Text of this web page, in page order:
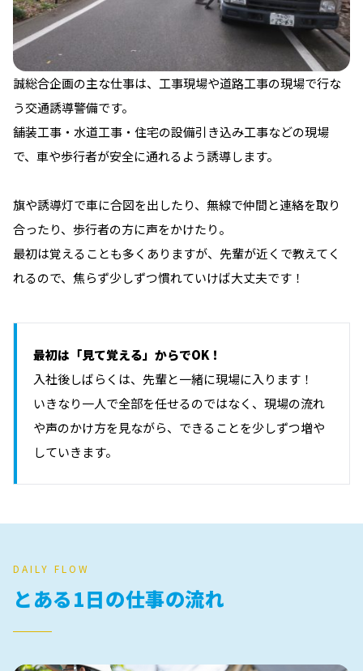
誠総合企画の主な仕事は、工事現場や道路工事の現場で行な
う交通誘導警備です。
舗装工事・水道工事・住宅の設備引き込み工事などの現場
で、車や歩行者が安全に通れるよう誘導します。
旗や誘導灯で車に合図を出したり、無線で仲間と連絡を取り
合ったり、歩行者の方に声をかけたり。
最初は覚えることも多くありますが、先輩が近くで教えてく
れるので、焦らず少しずつ慣れていけば大丈夫です！
最初は「見て覚える」からでOK！
入社後しばらくは、先輩と一緒に現場に入ります！
いきなり一人で全部を任せるのではなく、現場の流れ
や声のかけ方を見ながら、できることを少しずつ増や
していきます。
DAILY FLOW
とある1日の仕事の流れ